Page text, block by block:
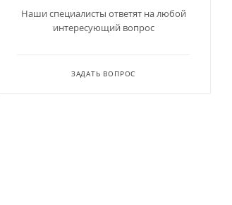
Наши специалисты ответят на любой
интересующий вопрос
ЗАДАТЬ ВОПРОС